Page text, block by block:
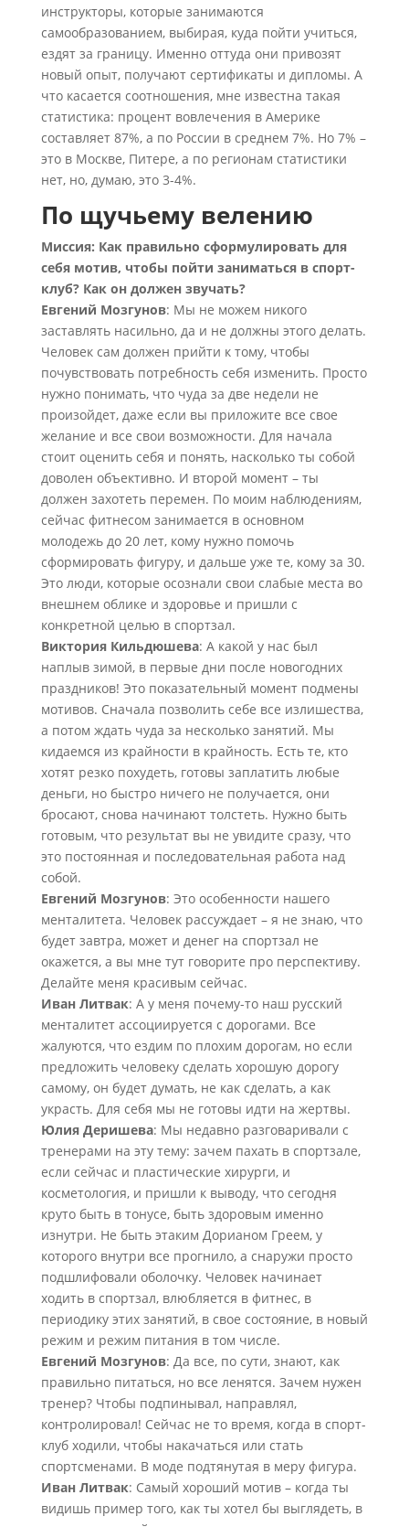
инструкторы, которые занимаются
самообразованием, выбирая, куда пойти учиться,
ездят за границу. Именно оттуда они привозят
новый опыт, получают сертификаты и дипломы. А
что касается соотношения, мне известна такая
статистика: процент вовлечения в Америке
составляет 87%, а по России в среднем 7%. Но 7% –
это в Москве, Питере, а по регионам статистики
нет, но, думаю, это 3-4%.
По щучьему велению
Миссия: Как правильно сформулировать для
себя мотив, чтобы пойти заниматься в спорт-
клуб? Как он должен звучать?
Евгений Мозгунов: Мы не можем никого
заставлять насильно, да и не должны этого делать.
Человек сам должен прийти к тому, чтобы
почувствовать потребность себя изменить. Просто
нужно понимать, что чуда за две недели не
произойдет, даже если вы приложите все свое
желание и все свои возможности. Для начала
стоит оценить себя и понять, насколько ты собой
доволен объективно. И второй момент – ты
должен захотеть перемен. По моим наблюдениям,
сейчас фитнесом занимается в основном
молодежь до 20 лет, кому нужно помочь
сформировать фигуру, и дальше уже те, кому за 30.
Это люди, которые осознали свои слабые места во
внешнем облике и здоровье и пришли с
конкретной целью в спортзал.
Виктория Кильдюшева: А какой у нас был
наплыв зимой, в первые дни после новогодних
праздников! Это показательный момент подмены
мотивов. Сначала позволить себе все излишества,
а потом ждать чуда за несколько занятий. Мы
кидаемся из крайности в крайность. Есть те, кто
хотят резко похудеть, готовы заплатить любые
деньги, но быстро ничего не получается, они
бросают, снова начинают толстеть. Нужно быть
готовым, что результат вы не увидите сразу, что
это постоянная и последовательная работа над
собой.
Евгений Мозгунов: Это особенности нашего
менталитета. Человек рассуждает – я не знаю, что
будет завтра, может и денег на спортзал не
окажется, а вы мне тут говорите про перспективу.
Делайте меня красивым сейчас.
Иван Литвак: А у меня почему-то наш русский
менталитет ассоциируется с дорогами. Все
жалуются, что ездим по плохим дорогам, но если
предложить человеку сделать хорошую дорогу
самому, он будет думать, не как сделать, а как
украсть. Для себя мы не готовы идти на жертвы.
Юлия Деришева: Мы недавно разговаривали с
тренерами на эту тему: зачем пахать в спортзале,
если сейчас и пластические хирурги, и
косметология, и пришли к выводу, что сегодня
круто быть в тонусе, быть здоровым именно
изнутри. Не быть этаким Дорианом Греем, у
которого внутри все прогнило, а снаружи просто
подшлифовали оболочку. Человек начинает
ходить в спортзал, влюбляется в фитнес, в
периодику этих занятий, в свое состояние, в новый
режим и режим питания в том числе.
Евгений Мозгунов: Да все, по сути, знают, как
правильно питаться, но все ленятся. Зачем нужен
тренер? Чтобы подпинывал, направлял,
контролировал! Сейчас не то время, когда в спорт-
клуб ходили, чтобы накачаться или стать
спортсменами. В моде подтянутая в меру фигура.
Иван Литвак: Самый хороший мотив – когда ты
видишь пример того, как ты хотел бы выглядеть, в